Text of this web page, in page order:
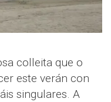
colleita que o
este verán con
singulares. A